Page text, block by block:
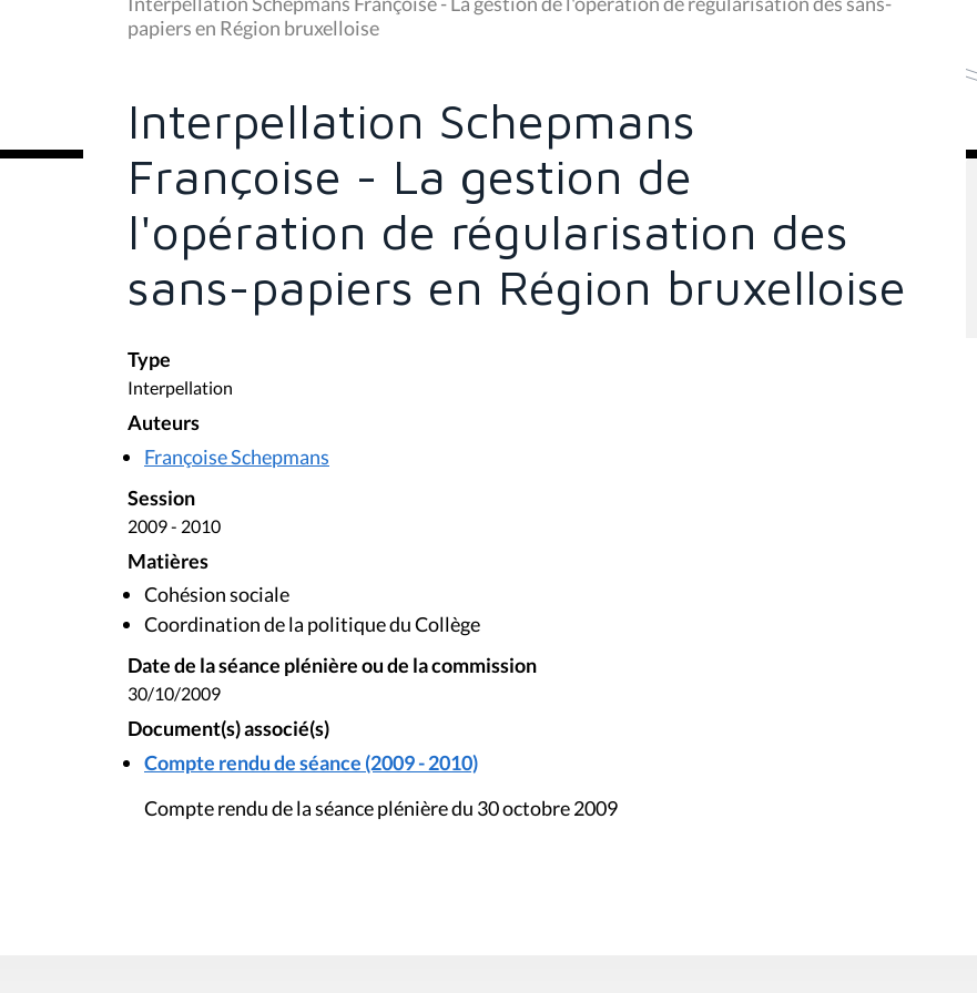
ê
:
papiers en Région bruxelloise
Interpellation Schepmans
Françoise - La gestion de
l'opération de régularisation des
sans-papiers en Région bruxelloise
Type
Interpellation
Auteurs
Françoise Schepmans
Session
2009 - 2010
Matières
Cohésion sociale
Coordination de la politique du Collège
Date de la séance plénière ou de la commission
30/10/2009
Document(s) associé(s)
Compte rendu de séance (2009 - 2010)
Compte rendu de la séance plénière du 30 octobre 2009